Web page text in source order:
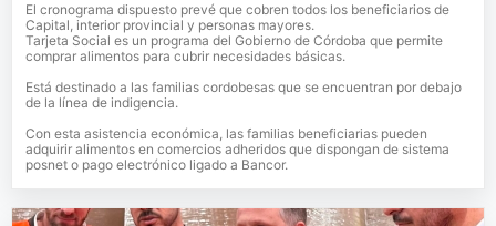
El cronograma dispuesto prevé que cobren todos los beneficiarios de
Capital, interior provincial y personas mayores.
Tarjeta Social es un programa del Gobierno de Córdoba que permite
comprar alimentos para cubrir necesidades básicas.
Está destinado a las familias cordobesas que se encuentran por debajo
de la línea de indigencia.
Con esta asistencia económica, las familias beneficiarias pueden
adquirir alimentos en comercios adheridos que dispongan de sistema
posnet o pago electrónico ligado a Bancor.